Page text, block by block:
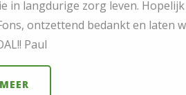
in langdurige zorg leven.
ontzettend bedankt en laten
Paul